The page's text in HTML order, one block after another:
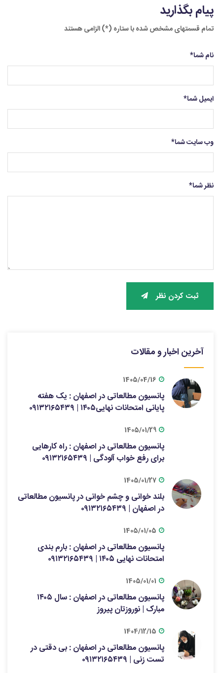
پیام بگذارید
تمام قسمتهای مشخص شده با ستاره (*) الزامی هستند
نام شما*
ایمیل شما*
وب سایت شما*
نظر شما*
ثبت کردن نظر
آخرین اخبار و مقالات
1405/04/16
پانسیون مطالعاتی در اصفهان : یک هفته
پایانی امتحانات نهایی۱۴۰۵ | ۰۹۱۳۲۱۶۵۴۳۹
1405/01/29
پانسیون مطالعاتی در اصفهان : راه کارهایی
برای رفع خواب آلودگی | ۰۹۱۳۲۱۶۵۴۳۹
1405/01/27
بلند خوانی و چشم خوانی در پانسیون مطالعاتی
در اصفهان | ۰۹۱۳۲۱۶۵۴۳۹
1405/01/05
پانسیون مطالعاتی در اصفهان : بارم بندی
امتحانات نهایی ۱۴۰۵ | ۰۹۱۳۲۱۶۵۴۳۹
1405/01/01
پانسیون مطالعاتی در اصفهان : سال ۱۴۰۵
مبارک | نوروزتان پیروز
1404/12/15
پانسیون مطالعاتی در اصفهان : بی دقتی در
تست زنی | ۰۹۱۳۲۱۶۵۴۳۹